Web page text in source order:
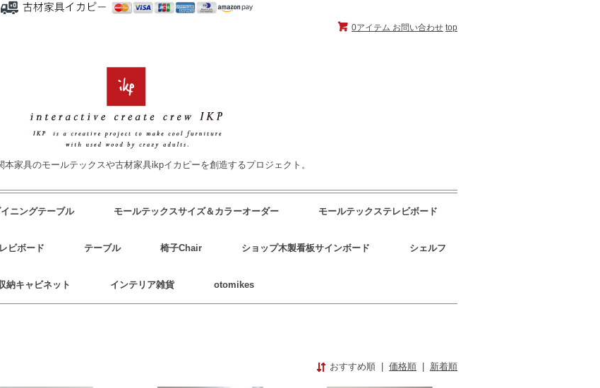
0アイテム お問い合わせ top
本家具のモールテックスや古材家具ikpイカピーを創造するプロジェクト。
ニングテーブル モールテックスサイズ＆カラーオーダー モールテックステレビボード
ビボード テーブル 椅子Chair ショップ木製看板サインボード シェルフ
納キャビネット インテリア雑貨 otomikes
おすすめ順 | 価格順 | 新着順